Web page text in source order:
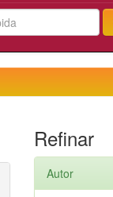
Refinar
Autor